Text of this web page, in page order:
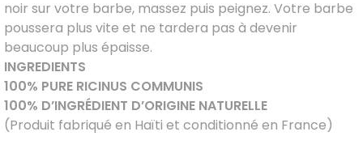
noir sur votre barbe, massez puis peignez. Votre barbe
poussera plus vite et ne tardera pas à devenir
beaucoup plus épaisse.
INGREDIENTS
100% PURE RICINUS COMMUNIS
100% D’INGRÉDIENT D’ORIGINE NATURELLE
(Produit fabriqué en Haïti et conditionné en France)